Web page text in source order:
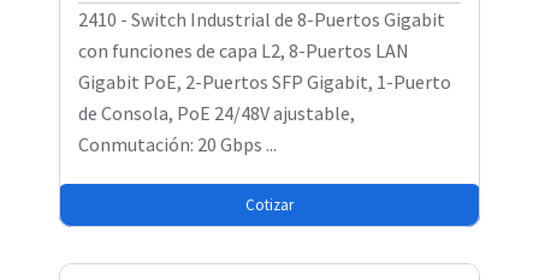
2410 - Switch Industrial de 8-Puertos Gigabit
con funciones de capa L2, 8-Puertos LAN
Gigabit PoE, 2-Puertos SFP Gigabit, 1-Puerto
de Consola, PoE 24/48V ajustable,
Conmutación: 20 Gbps ...
Cotizar